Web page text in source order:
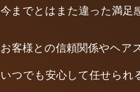
今までとはまた違った満足
お客様との信頼関係やヘア
いつでも安心して任せられ